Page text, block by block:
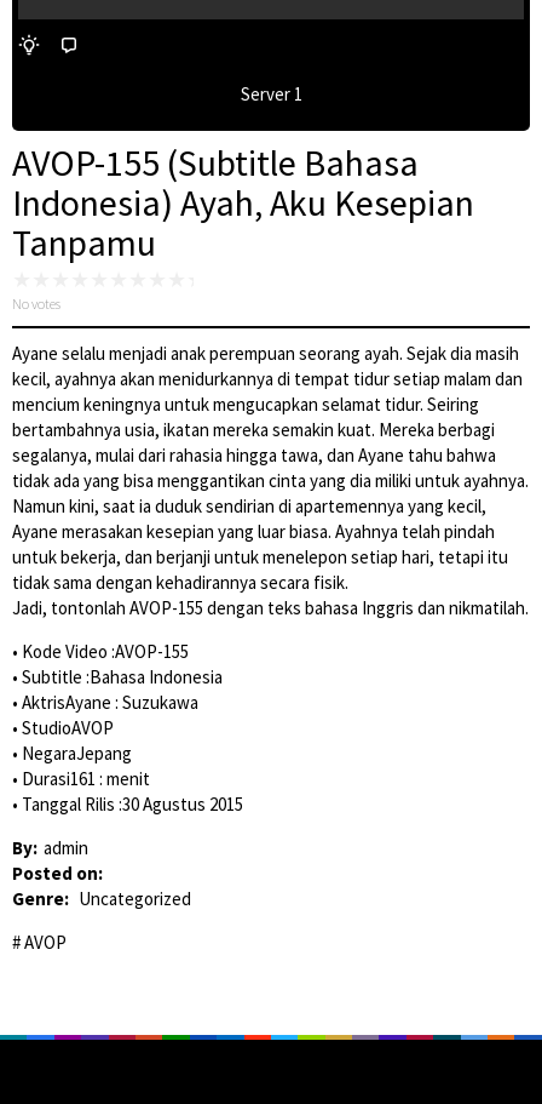
Server 1
AVOP-155 (Subtitle Bahasa
Indonesia) Ayah, Aku Kesepian
Tanpamu
No votes
Ayane selalu menjadi anak perempuan seorang ayah. Sejak dia masih
kecil, ayahnya akan menidurkannya di tempat tidur setiap malam dan
mencium keningnya untuk mengucapkan selamat tidur. Seiring
bertambahnya usia, ikatan mereka semakin kuat. Mereka berbagi
segalanya, mulai dari rahasia hingga tawa, dan Ayane tahu bahwa
tidak ada yang bisa menggantikan cinta yang dia miliki untuk ayahnya.
Namun kini, saat ia duduk sendirian di apartemennya yang kecil,
Ayane merasakan kesepian yang luar biasa. Ayahnya telah pindah
untuk bekerja, dan berjanji untuk menelepon setiap hari, tetapi itu
tidak sama dengan kehadirannya secara fisik.
Jadi, tontonlah AVOP-155 dengan teks bahasa Inggris dan nikmatilah.
• Kode Video :AVOP-155
• Subtitle :Bahasa Indonesia
• AktrisAyane : Suzukawa
• StudioAVOP
• NegaraJepang
• Durasi161 : menit
• Tanggal Rilis :30 Agustus 2015
By: admin
Posted on:
Genre: Uncategorized
AVOP